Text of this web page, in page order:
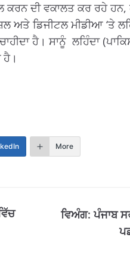
ਕਰਨ ਦੀ ਵਕਾਲਤ ਕਰ ਰਹੇ ਹਨ,
ਡਿਜੀਟਲ ਮੀਡੀਆ ‘ਤੇ
ਹੈ। ਸਾਨੂੰ ਲਹਿੰਦਾ
ਹੈ।
More
ਵਿਅੰਗ: ਪੰਜਾਬ